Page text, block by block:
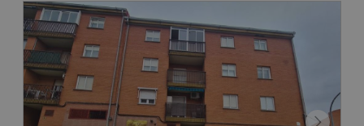
CONDICIONES ESPECIALES